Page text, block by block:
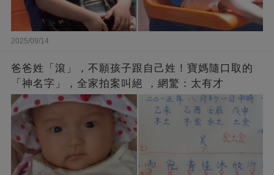
2025/09/14
爸爸姓「滾」，不願孩子跟自己姓！寶媽隨口取的
「神名字」，全家拍案叫絕 ，網驚：太有才